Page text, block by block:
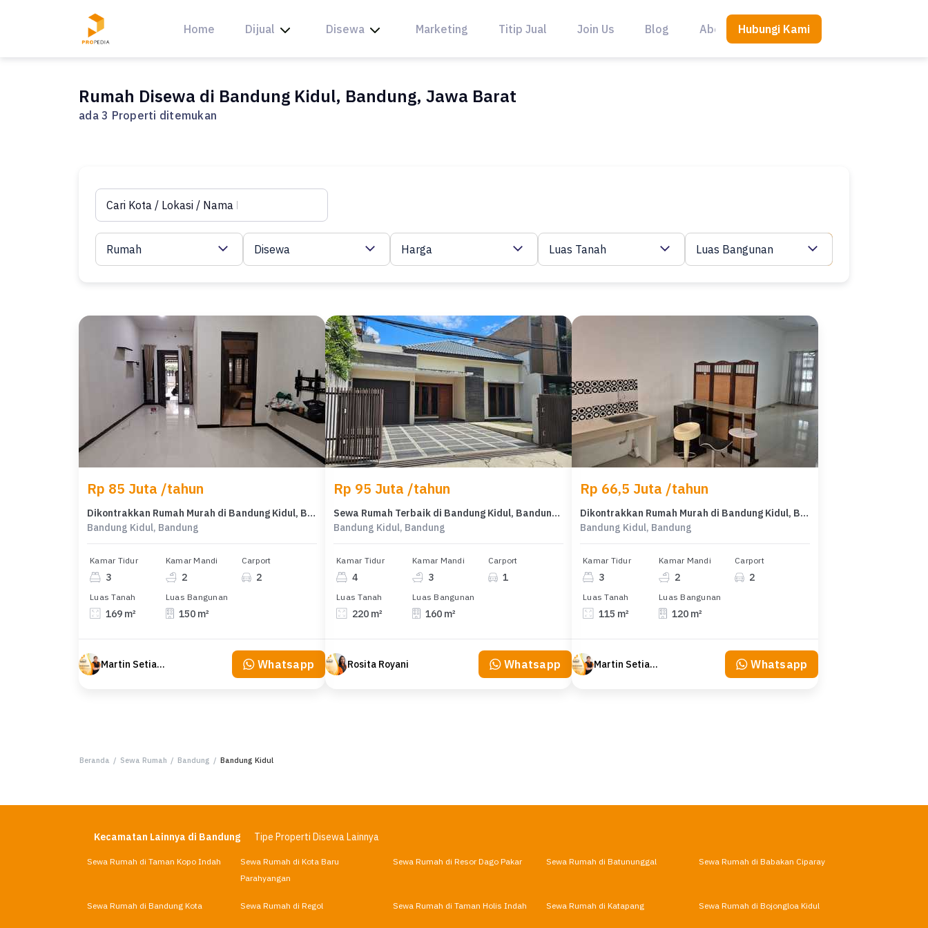
Home Dijual Disewa Marketing Titip Jual Join Us Blog About UsHubungi Kami
Rumah Disewa di Bandung Kidul, Bandung, Jawa Barat
ada 3 Properti ditemukan
Rumah Disewa Harga Luas Tanah Luas Bangunan
Rp 85 Juta /tahun
Dikontrakkan Rumah Murah di Bandung Kidul, Bandung, LT 169m²
Bandung Kidul, Bandung
Kamar Tidur
3
Kamar Mandi
2
Carport
2
Luas Tanah
169 m²
Luas Bangunan
150 m²
Martin Setiawan Tjandra Whatsapp
Rp 95 Juta /tahun
Sewa Rumah Terbaik di Bandung Kidul, Bandung, Harga Terjangkau
Bandung Kidul, Bandung
Kamar Tidur
4
Kamar Mandi
3
Carport
1
Luas Tanah
220 m²
Luas Bangunan
160 m²
Rosita Royani Whatsapp
Rp 66,5 Juta /tahun
Dikontrakkan Rumah Murah di Bandung Kidul, Bandung, LT 115m²
Bandung Kidul, Bandung
Kamar Tidur
3
Kamar Mandi
2
Carport
2
Luas Tanah
115 m²
Luas Bangunan
120 m²
Martin Setiawan Tjandra Whatsapp
Beranda / Sewa Rumah / Bandung / Bandung Kidul
Kecamatan Lainnya di Bandung Tipe Properti Disewa Lainnya
Sewa Rumah di Taman Kopo Indah
Sewa Rumah di Kota Baru
Parahyangan
Sewa Rumah di Resor Dago Pakar Sewa Rumah di Batununggal Sewa Rumah di Babakan Ciparay
Sewa Rumah di Bandung Kota Sewa Rumah di Regol Sewa Rumah di Taman Holis Indah Sewa Rumah di Katapang Sewa Rumah di Bojongloa Kidul